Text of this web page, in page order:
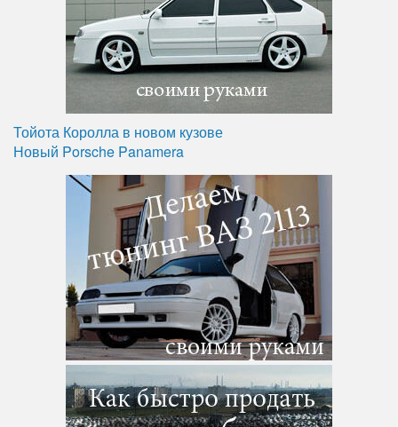
Тойота Королла в новом кузове
Новый Porsche Panamera